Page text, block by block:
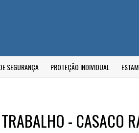
SEGURANÇA PROTEÇÃO INDIVIDUAL
- CASACO